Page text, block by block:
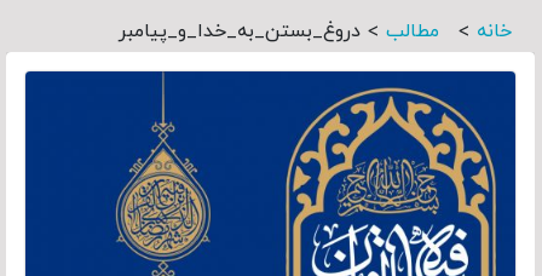
خانه > مطالب > دروغ_بستن_به_خدا_و_پیامبر